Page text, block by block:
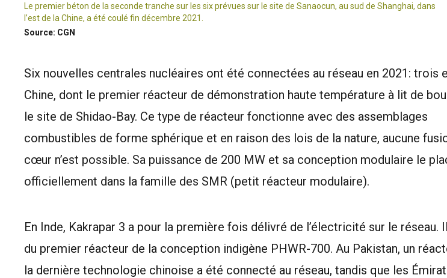
Le premier béton de la seconde tranche sur les six prévues sur le site de Sanaocun, au sud de Shanghai, dans
l’est de la Chine, a été coulé fin décembre 2021.
Source: CGN
Six nouvelles centrales nucléaires ont été connectées au réseau en 2021: trois
Chine, dont le premier réacteur de démonstration haute température à lit de
le site de Shidao-Bay. Ce type de réacteur fonctionne avec des assemblages
combustibles de forme sphérique et en raison des lois de la nature, aucune
cœur n’est possible. Sa puissance de 200 MW et sa conception modulaire le
officiellement dans la famille des SMR (petit réacteur modulaire).
En Inde, Kakrapar 3 a pour la première fois délivré de l’électricité sur le réseau.
du premier réacteur de la conception indigène PHWR-700. Au Pakistan, un
la dernière technologie chinoise a été connecté au réseau, tandis que les